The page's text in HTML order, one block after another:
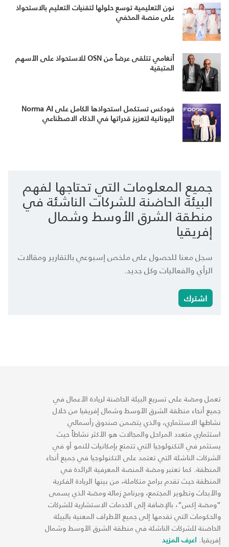
نون التعليمية توسع حلولها لتقنيات التعليم بالاستحواذ
على منصة المخفي
أنغامي تتلقى عرضاً من OSN للاستحواذ على الأسهم
المتبقية
فودكس تستكمل استحواذها الكامل على Norma AI
اليونانية لتعزيز قدراتها في الذكاء الاصطناعي
جميع المعلومات التي تحتاجها لفهم
البيئة الحاضنة للشركات الناشئة في
منطقة الشرق الأوسط وشمال
إفريقيا
سجل معنا للحصول على ملخص إسبوعي بالتقارير ومقالات
الرأي والفعاليات وكل جديد.
اشترك
تعمل ومضة على تسريع البيئة الحاضنة لريادة الأعمال في
جميع أنحاء منطقة الشرق الأوسط وشمال إفريقيا من خلال
نشاطها الاستثماري، والذي يتضمن صندوق رأسمالي
استثماري متعدد المراحل والمجالات هو الأكثر نشاطاً حيث
يستثمر في التكنولوجيا التي تتمتع بإمكانيات للنمو أو في
الشركات الناشئة التي تعتمد على التكنولوجيا في جميع أنحاء
المنطقة. كما تعتبر ومضة المنصة المعرفية الرائدة في
المنطقة حيث تقدم برامج متكاملة، من بينها الريادة الفكرية
والأبحاث وتطوير المجتمع، وبرنامج زمالة ومضة الذي يسمى
“ومضة إكس“، بالإضافة إلى الخدمات الاستشارية للشركات
والحكومات التي تقدمها إلى جميع الأطراف المعنية بالبيئة
الحاضنة للشركات الناشئة في منطقة الشرق الأوسط وشمال
إفريقيا. اعرف المزيد